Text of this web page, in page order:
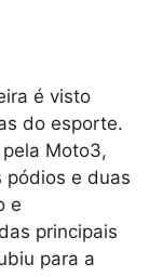
é visto
do esporte.
Moto3,
pódios e duas
e
principais
para a